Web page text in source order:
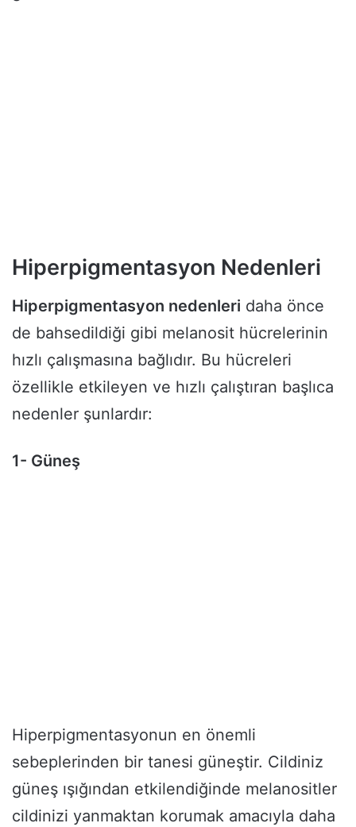
Hiperpigmentasyon Nedenleri
Hiperpigmentasyon nedenleri daha önce
de bahsedildiği gibi melanosit hücrelerinin
hızlı çalışmasına bağlıdır. Bu hücreleri
özellikle etkileyen ve hızlı çalıştıran başlıca
nedenler şunlardır:
1- Güneş
Hiperpigmentasyonun en önemli
sebeplerinden bir tanesi güneştir. Cildiniz
güneş ışığından etkilendiğinde melanositler
cildinizi yanmaktan korumak amacıyla daha